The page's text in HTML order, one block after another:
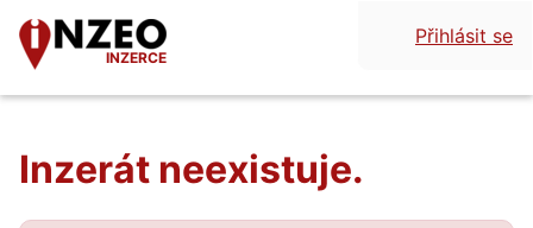
INZERCE
Přihlásit se
Inzerát neexistuje.